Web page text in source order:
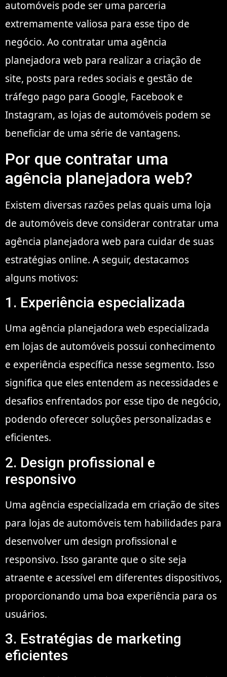
automóveis pode ser uma parceria
extremamente valiosa para esse tipo de
negócio. Ao contratar uma agência
planejadora web para realizar a criação de
site, posts para redes sociais e gestão de
tráfego pago para Google, Facebook e
Instagram, as lojas de automóveis podem se
beneficiar de uma série de vantagens.
Por que contratar uma
agência planejadora web?
Existem diversas razões pelas quais uma loja
de automóveis deve considerar contratar uma
agência planejadora web para cuidar de suas
estratégias online. A seguir, destacamos
alguns motivos:
1. Experiência especializada
Uma agência planejadora web especializada
em lojas de automóveis possui conhecimento
e experiência específica nesse segmento. Isso
significa que eles entendem as necessidades e
desafios enfrentados por esse tipo de negócio,
podendo oferecer soluções personalizadas e
eficientes.
2. Design profissional e
responsivo
Uma agência especializada em criação de sites
para lojas de automóveis tem habilidades para
desenvolver um design profissional e
responsivo. Isso garante que o site seja
atraente e acessível em diferentes dispositivos,
proporcionando uma boa experiência para os
usuários.
3. Estratégias de marketing
eficientes